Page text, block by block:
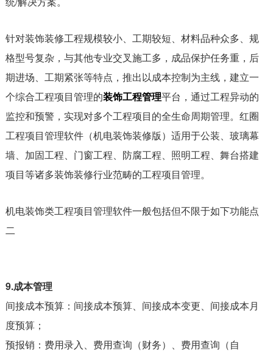
针对装饰装修工程规模较小、工期较短、材料品种众多、规
格型号复杂，与其他专业交叉施工多，成品保护任务重，后
期进场、工期紧张等特点，推出以成本控制为主线，建立一
个综合工程项目管理的装饰工程管理平台，通过工程异动的
监控和预警，实现对多个工程项目的全生命周期管理。红圈
工程项目管理软件（机电装饰装修版）适用于公装、玻璃幕
墙、加固工程、门窗工程、防腐工程、照明工程、舞台搭建
项目等诸多装饰装修行业范畴的工程项目管理。
机电装饰类工程项目管理软件一般包括但不限于如下功能点
二
9.成本管理
间接成本预算：间接成本预算、间接成本变更、间接成本月
度预算；
预报销：费用录入、费用查询（财务）、费用查询（自